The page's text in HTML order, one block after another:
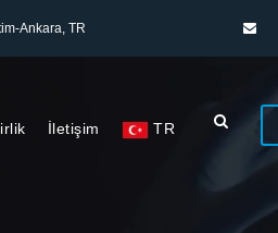
Ankara, TR
İletişim TR